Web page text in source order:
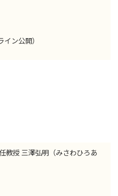
ン公開）
教授 三澤弘明（みさわひろあ